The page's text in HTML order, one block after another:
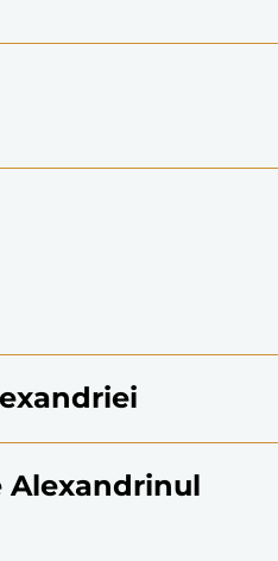
Alexandrinul